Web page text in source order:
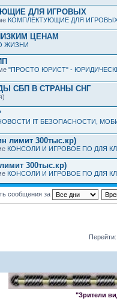
ДЛЯ ИГРОВЫХ
КОМПЛЕКТУЮЩИЕ ДЛЯ
ЦЕНАМ
ЖИЗНИ
"ПРОСТО ЮРИСТ" -
СБП В СТРАНЫ СНГ
IT БЕЗОПАСНОСТИ,
лимит 300тыс.кр)
КОНСОЛИ И ИГРОВОЕ ПО ДЛЯ
300тыс.кр)
КОНСОЛИ И ИГРОВОЕ ПО ДЛЯ
сообщения за
Перейти:
"Зрители